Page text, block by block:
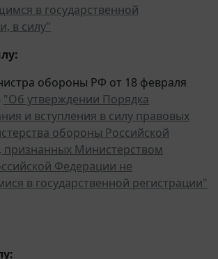
в силу"
"Об утверждении Порядка
и вступления в силу правовых
обороны Российской
признанных Министерством
Федерации не
в государственной регистрации"